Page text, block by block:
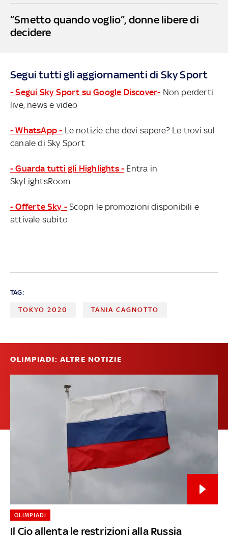
“Smetto quando voglio”, donne libere di
decidere
Segui tutti gli aggiornamenti di Sky Sport
- Segui Sky Sport su Google Discover- Non perderti
live, news e video
- WhatsApp - Le notizie che devi sapere? Le trovi sul
canale di Sky Sport
- Guarda tutti gli Highlights - Entra in
SkyLightsRoom
- Offerte Sky - Scopri le promozioni disponibili e
attivale subito
TAG:
TOKYO 2020 TANIA CAGNOTTO
OLIMPIADI: ALTRE NOTIZIE
Il Cio allenta le restrizioni alla Russia
OLIMPIADI